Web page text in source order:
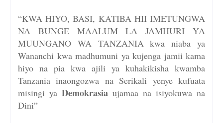
“KWA HIYO, BASI, KATIBA HII IMETUNGWA
NA BUNGE MAALUM LA JAMHURI YA
MUUNGANO WA TANZANIA kwa niaba ya
Wananchi kwa madhumuni ya kujenga jamii kama
hiyo na pia kwa ajili ya kuhakikisha kwamba
Tanzania inaongozwa na Serikali yenye kufuata
misingi ya Demokrasia ujamaa na isiyokuwa na
Dini”